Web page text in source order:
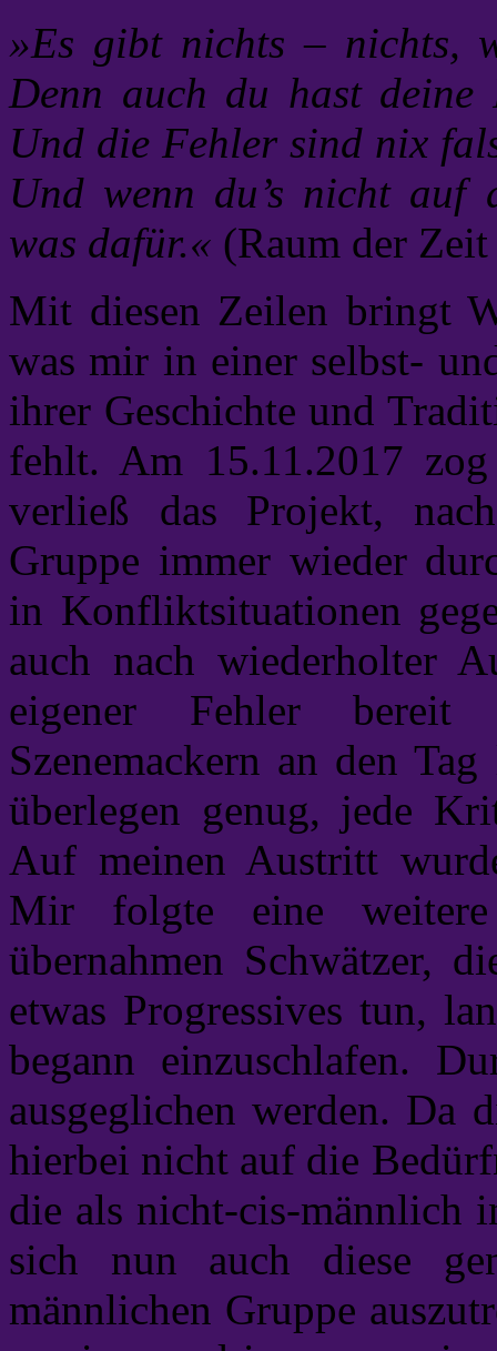
»Es gibt nichts – nichts,
Denn auch du hast
Und die Fehler sind nix
Und wenn du’s nicht auf
was dafür.« (Raum der
Mit diesen Zeilen bringt
was mir in einer selbst-
ihrer Geschichte und
fehlt. Am 15.11.2017
verließ das Projekt,
Gruppe immer wieder
in Konfliktsituationen
auch nach wiederholter
eigener Fehler
Szenemackern an den
überlegen genug, jede
Auf meinen Austritt
Mir folgte eine
übernahmen Schwätzer,
etwas Progressives tun,
begann einzuschlafen.
ausgeglichen werden. Da
hierbei nicht auf die
die als nicht-cis-männlich
sich nun auch diese
männlichen Gruppe